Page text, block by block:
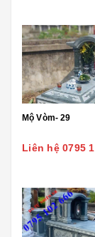
Mộ Vòm- 29
Liên hệ 0795